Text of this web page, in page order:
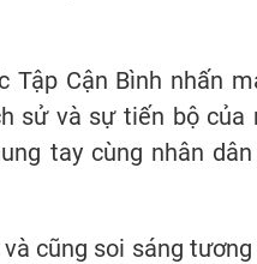
Tập Cận Bình nhấn
sử và sự tiến bộ
tay cùng nhân
cũng soi sáng